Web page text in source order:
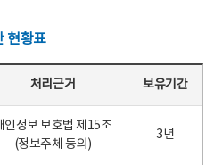
현황표
처리근거 보유기간
인정보 보호법 제15조
(정보주체 등의)
3년